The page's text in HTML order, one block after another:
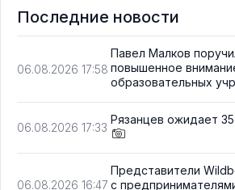
Последние новости
06.08.2026 17:58
Павел Малков
повышенное
образовательных
06.08.2026 17:33
Рязанцев ожидает
06.08.2026 16:47
Представители
с